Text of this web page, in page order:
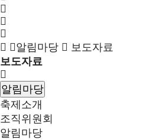
알림마당
보도자료
보도자료
알림마당
축제소개
조직위원회
알림마당